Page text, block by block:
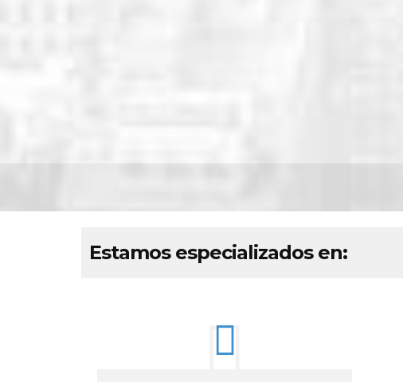
Estamos especializados en: